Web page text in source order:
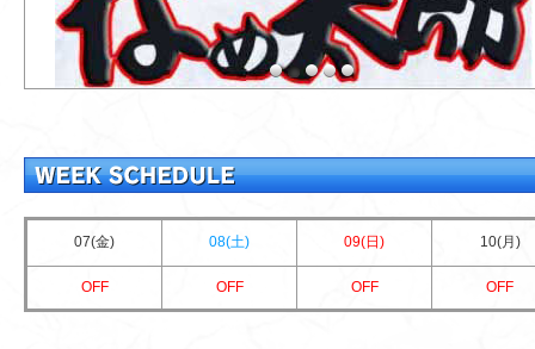
07(金) 08(土) 09(日) 10(月)
OFF OFF OFF OFF